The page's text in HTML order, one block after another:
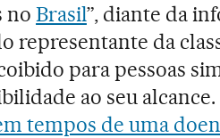
noBrasil”, diante da
representante da
para pessoas
ao seu
tempos de uma